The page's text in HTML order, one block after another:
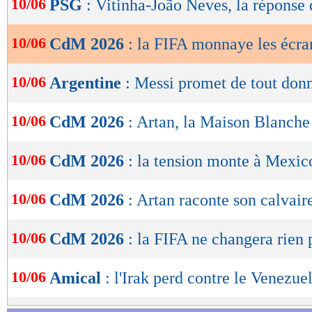
de
OK
10/06 PSG : Vitinha-João Neves, la réponse
10/06 CdM 2026 : la FIFA monnaye les
10/06 Argentine : Messi promet de tout
10/06 CdM 2026 : Artan, la Maison
10/06 CdM 2026 : la tension monte à
10/06 CdM 2026 : Artan raconte son
10/06 CdM 2026 : la FIFA ne changera rien
10/06 Amical : l'Irak perd contre le